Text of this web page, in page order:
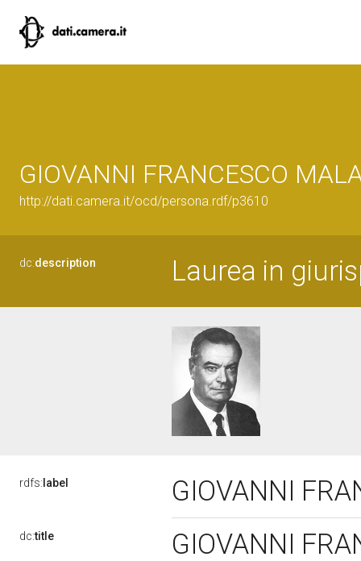
GIOVANNI FRANCESCO
http://dati.camera.it/ocd/persona.rdf/p3610
dc:description Laurea in
rdfs: label GIOVANNI
dc:title GIOVANNI